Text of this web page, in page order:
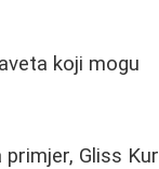
koji mogu
Gliss Kur